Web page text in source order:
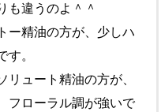
も違うのよ＾＾
ー精油の方が、少しハ
す。
ュート精油の方が、
フローラル調が強いで